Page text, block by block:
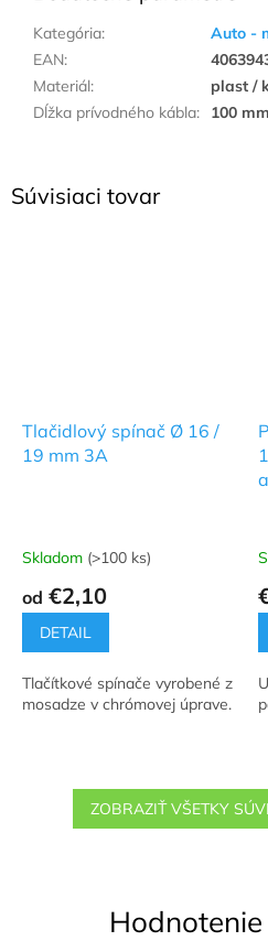
Súvisiaci tovar
Tlačidlový spínač Ø 16 /
19 mm 3A
Skladom (>100 ks)
od €2,10
DETAIL
Tlačítkové spínače vyrobené z
mosadze v chrómovej úprave.
ZOBRAZIŤ VŠETKY
Kategória:
Auto -
EAN:
Materiál:
plast /
Dĺžka prívodného kábla: 100 mm